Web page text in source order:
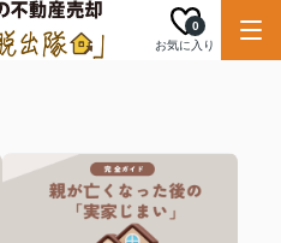
お気に入り
0